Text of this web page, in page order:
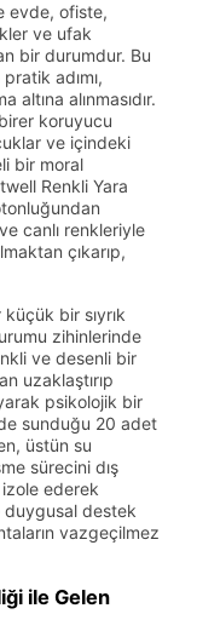
evde, ofiste,
ve ufak
bir durumdur. Bu
adımı,
altına alınmasıdır.
koruyucu
ve içindeki
bir moral
Renkli Yara
canlı renkleriyle
çıkarıp,
bir sıyrık
zihinlerinde
ve desenli bir
uzaklaştırıp
psikolojik bir
sunduğu 20 adet
üstün su
sürecini dış
ederek
duygusal destek
vazgeçilmez
ile Gelen